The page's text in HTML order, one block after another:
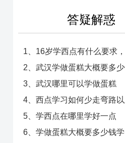
答疑解惑
2、武汉学做蛋糕大概要多
3、武汉哪里可以学做蛋糕
5、学西点在哪里学好一点
6、学做蛋糕大概要多少钱